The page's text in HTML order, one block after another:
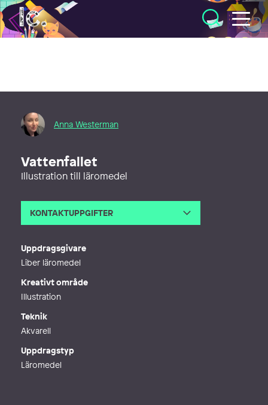
Illustratörcentrum
Anna Westerman
Vattenfallet
Illustration till läromedel
KONTAKTUPPGIFTER
Uppdragsgivare
Liber läromedel
Kreativt område
Illustration
Teknik
Akvarell
Uppdragstyp
Läromedel